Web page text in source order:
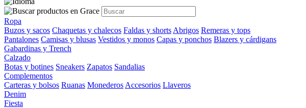
Ropa
Buzos y sacos Chaquetas y chalecos Faldas y shorts Abrigos Remeras y tops
Pantalones Camisas y blusas Vestidos y monos Capas y ponchos Blazers y cárdigans
Gabardinas y Trench
Calzado
Botas y botines Sneakers Zapatos Sandalias
Complementos
Carteras y bolsos Ruanas Monederos Accesorios Llaveros
Denim
Fiesta